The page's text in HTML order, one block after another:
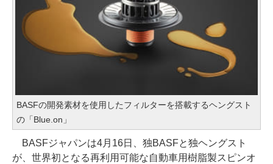
BASFの開発素材を使用したフィルターを搭載するヘングスト
の「Blue.on」
BASFジャパンは4月16日、独BASFと独ヘングスト
が、世界初となる再利用可能な自動車用樹脂製スピンオ